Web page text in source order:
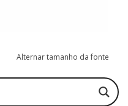
Alternar tamanho da fonte